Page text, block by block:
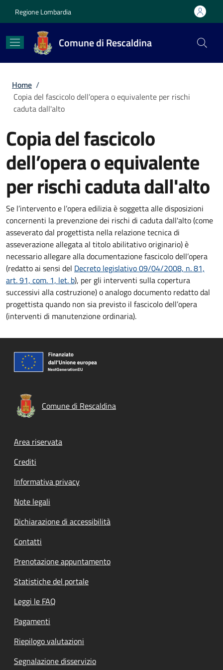
Regione Lombardia
Comune di Rescaldina
Briciole di pane
Home /
Copia del fascicolo dell’opera o equivalente per rischi
caduta dall'alto
Copia del fascicolo
dell’opera o equivalente
per rischi caduta dall'alto
Se l’intervento e l’opera edilizia è soggetta alle disposizioni
concernenti la prevenzione dei rischi di caduta dall'alto (come
asseverato dal progettista nella relazione tecnica di
asseverazione allegata al titolo abilitativo originario) è
necessario allegare alla documentazione fascicolo dell’opera
(redatto ai sensi del Decreto legislativo 09/04/2008, n. 81,
art. 91, com. 1, let. b), per gli interventi sulla copertura
successivi alla costruzione) o analogo documento redatto dal
progettista quando non sia previsto il fascicolo dell’opera
(interventi di manutenzione ordinaria).
Comune di Rescaldina
Footer menu
Area riservata
Crediti
Informativa privacy
Note legali
Dichiarazione di accessibilità
Contatti
Prenotazione appuntamento
Statistiche del portale
Leggi le FAQ
Pagamenti
Riepilogo valutazioni
Segnalazione disservizio